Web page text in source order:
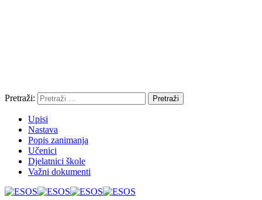
Pretraži:
Upisi
Nastava
Popis zanimanja
Učenici
Djelatnici škole
Važni dokumenti